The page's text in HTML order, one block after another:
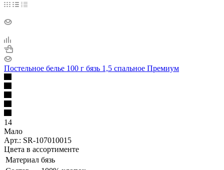
Постельное белье 100 г бязь 1,5 спальное Премиум
14
Мало
Арт.: SR-107010015
Цвета в ассортименте
Материал бязь